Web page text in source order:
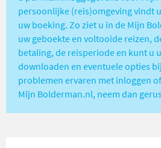
persoonlijke (reis)omgeving vindt
uw boeking. Zo ziet u in de Mijn
uw geboekte en voltooide reizen,
betaling, de reisperiode en kunt u
downloaden en eventuele opties
problemen ervaren met inloggen
Mijn Bolderman.nl, neem dan